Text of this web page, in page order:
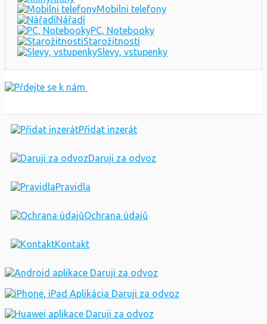
Mobilni telefony
Nářadí
PC, Notebooky
Starožitnosti
Slevy, vstupenky
Přidat inzerát
Daruji za odvoz
Pravidla
Ochrana údajů
Kontakt